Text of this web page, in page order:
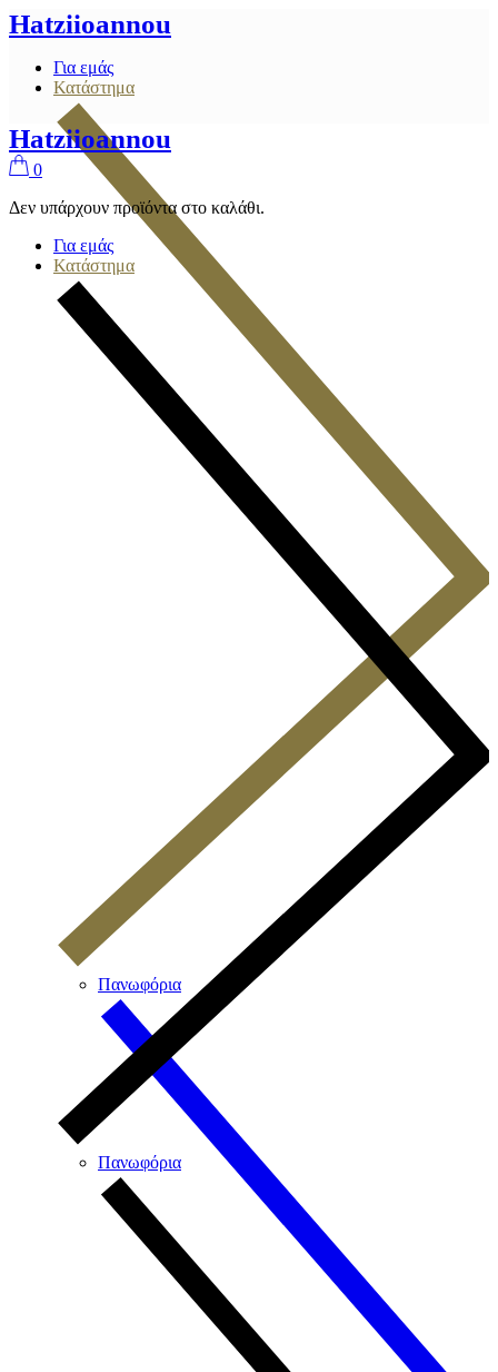
Skip
to
content
Hatziioannou
Για εμάς
Κατάστημα
Πανωφόρια
Hatziioannou
0
Δεν υπάρχουν προϊόντα στο καλάθι.
Για εμάς
Κατάστημα
Πανωφόρια